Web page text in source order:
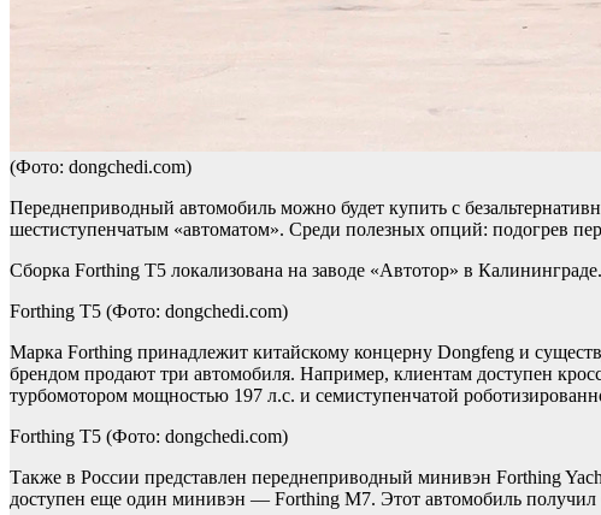
(Фото: dongchedi.com)
Переднеприводный автомобиль можно будет купить с
шестиступенчатым «автоматом». Среди полезных опций: подогрев
Сборка Forthing T5 локализована на заводе «Автотор» в Калининграде.
Forthing T5 (Фото: dongchedi.com)
Марка Forthing принадлежит китайскому концерну Dongfeng и
брендом продают три автомобиля. Например, клиентам доступен
турбомотором мощностью 197 л.с. и семиступенчатой
Forthing T5 (Фото: dongchedi.com)
Также в России представлен переднеприводный минивэн Forthing
доступен еще один минивэн — Forthing M7. Этот автомобиль получил